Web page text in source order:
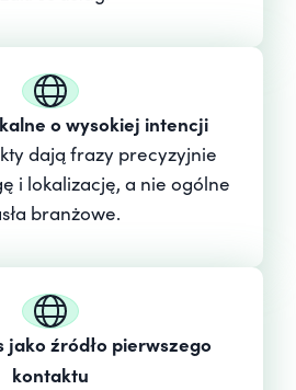
o wysokiej intencji
dają frazy precyzyjnie
i lokalizację, a nie ogólne
branżowe.
jako źródło pierwszego
kontaktu